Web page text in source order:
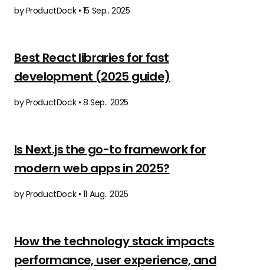
by ProductDock • 15 Sep.. 2025
Best React libraries for fast
development (2025 guide)
by ProductDock • 8 Sep.. 2025
Is Next.js the go-to framework for
modern web apps in 2025?
by ProductDock • 11 Aug.. 2025
How the technology stack impacts
performance, user experience, and